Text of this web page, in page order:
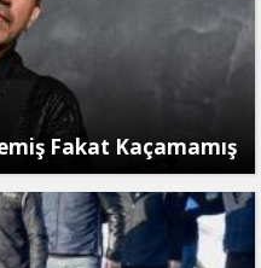
Fakat Kaçamamış